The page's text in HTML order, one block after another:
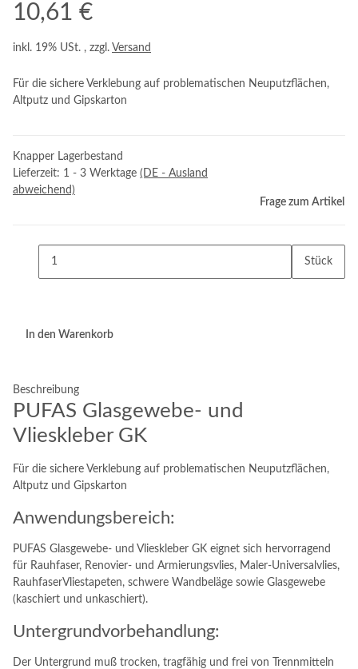
10,61 €
inkl. 19% USt. , zzgl. Versand
Für die sichere Verklebung auf problematischen Neuputzflächen,
Altputz und Gipskarton
Knapper Lagerbestand
Lieferzeit: 1 - 3 Werktage (DE - Ausland
abweichend)
Frage zum Artikel
Stück
In den Warenkorb
Beschreibung
PUFAS Glasgewebe- und
Vlieskleber GK
Für die sichere Verklebung auf problematischen Neuputzflächen,
Altputz und Gipskarton
Anwendungsbereich:
PUFAS Glasgewebe- und Vlieskleber GK eignet sich hervorragend
für Rauhfaser, Renovier- und Armierungsvlies, Maler-Universalvlies,
RauhfaserVliestapeten, schwere Wandbeläge sowie Glasgewebe
(kaschiert und unkaschiert).
Untergrundvorbehandlung:
Der Untergrund muß trocken, tragfähig und frei von Trennmitteln